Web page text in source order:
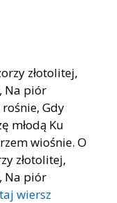
złotolitej,
Na piór
rośnie, Gdy
młodą Ku
wiośnie. O
złotolitej,
Na piór
wiersz